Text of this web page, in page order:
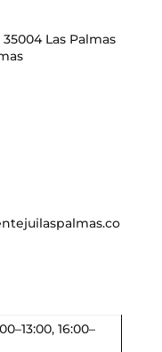
35004 Las Palmas
16:00–